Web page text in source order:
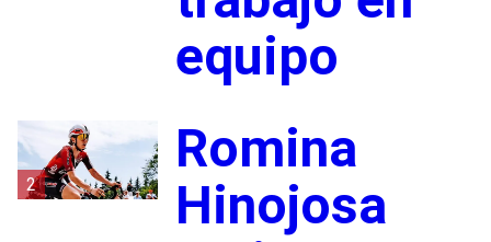
equipo
2
Romina
Hinojosa